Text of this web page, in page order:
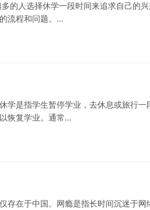
的人选择休学一段时间来追求自己的
流程和问题。…
学是指学生暂停学业，去休息或旅行
恢复学业。通常…
存在于中国。网瘾是指长时间沉迷于